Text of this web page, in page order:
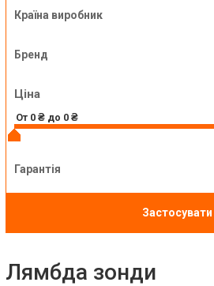
Лямбда зонди
Країна виробник
Бренд
Ціна
Гарантія
Застосувати